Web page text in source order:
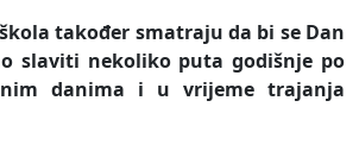
također smatraju da bi se Dan
slaviti nekoliko puta godišnje po
danima i u vrijeme trajanja